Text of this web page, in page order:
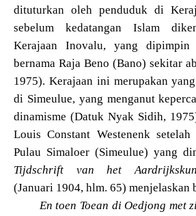
dituturkan oleh penduduk di
sebelum kedatangan Islam
Kerajaan Inovalu, yang
bernama Raja Beno (Bano) sekitar
1975). Kerajaan ini merupakan
di Simeulue, yang menganut
dinamisme (Datuk Nyak Sidih,
Louis Constant Westenenk
Pulau Simaloer (Simeulue) yang
Tijdschrift van het
(Januari 1904, hlm. 65) menjelaskan
En toen Toean di Oedjong met